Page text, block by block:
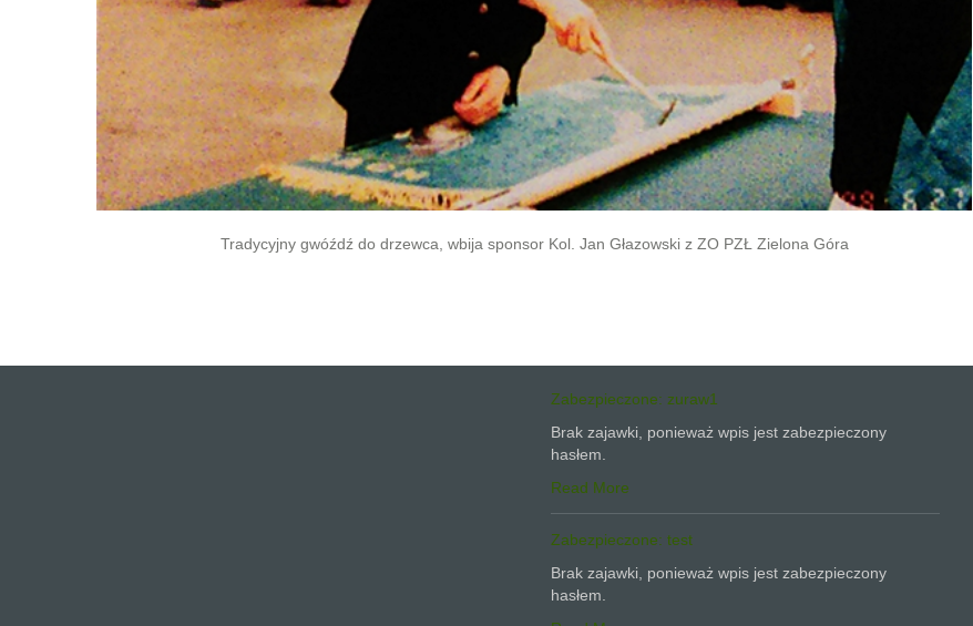
Tradycyjny gwóźdź do drzewca, wbija sponsor Kol. Jan Głazowski z ZO PZŁ Zielona Góra
Zabezpieczone: zuraw1
Brak zajawki, ponieważ wpis jest zabezpieczony
hasłem.
Read More
Zabezpieczone: test
Brak zajawki, ponieważ wpis jest zabezpieczony
hasłem.